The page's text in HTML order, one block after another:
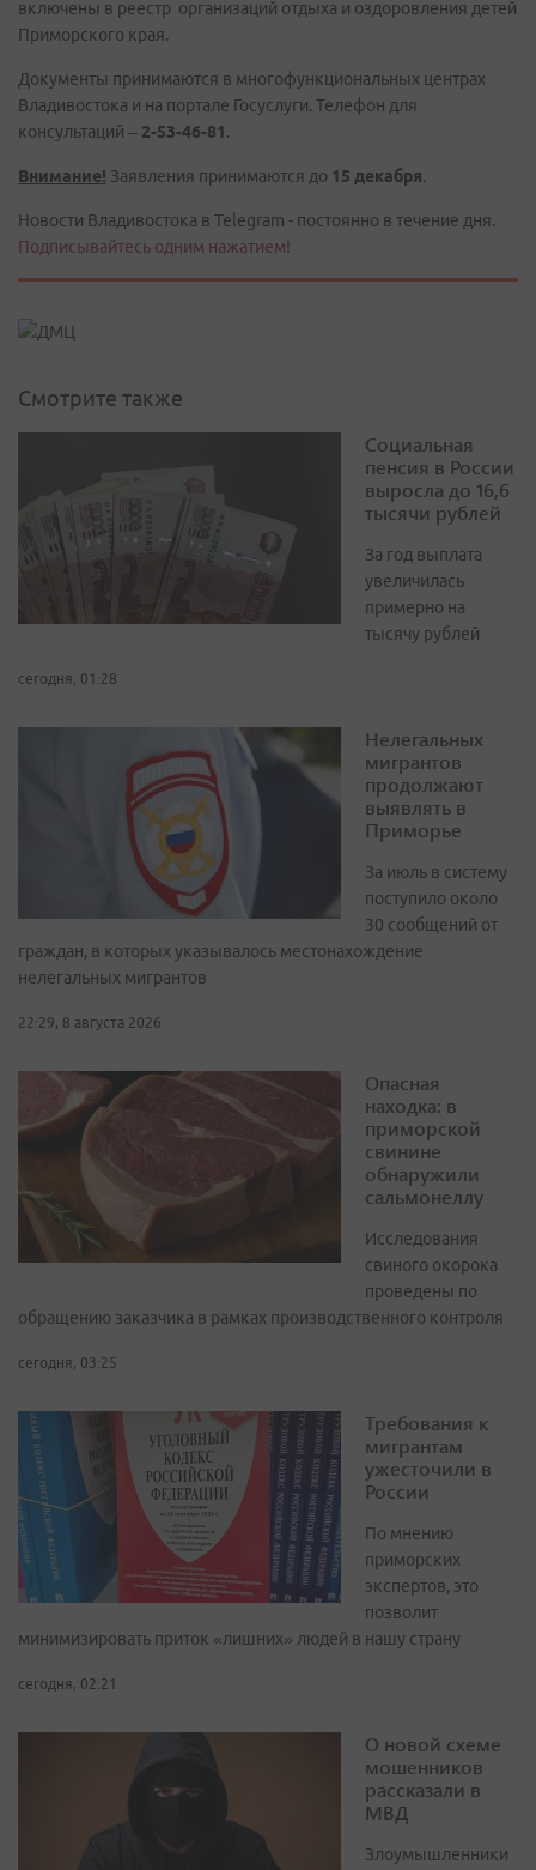
включены в реестр организаций отдыха и оздоровления детей
Приморского края.
Документы принимаются в многофункциональных центрах
Владивостока и на портале Госуслуги. Телефон для
консультаций – 2-53-46-81.
Внимание! Заявления принимаются до 15 декабря.
Новости Владивостока в Telegram - постоянно в течение дня.
Подписывайтесь одним нажатием!
Смотрите также
Социальная
пенсия в России
выросла до 16,6
тысячи рублей
За год выплата
увеличилась
примерно на
тысячу рублей
сегодня, 01:28
Нелегальных
мигрантов
продолжают
выявлять в
Приморье
За июль в систему
поступило около
30 сообщений от
граждан, в которых указывалось местонахождение
нелегальных мигрантов
22:29, 8 августа 2026
Опасная
находка: в
приморской
свинине
обнаружили
сальмонеллу
Исследования
свиного окорока
проведены по
обращению заказчика в рамках производственного контроля
сегодня, 03:25
Требования к
мигрантам
ужесточили в
России
По мнению
приморских
экспертов, это
позволит
минимизировать приток «лишних» людей в нашу страну
сегодня, 02:21
О новой схеме
мошенников
рассказали в
МВД
Злоумышленники